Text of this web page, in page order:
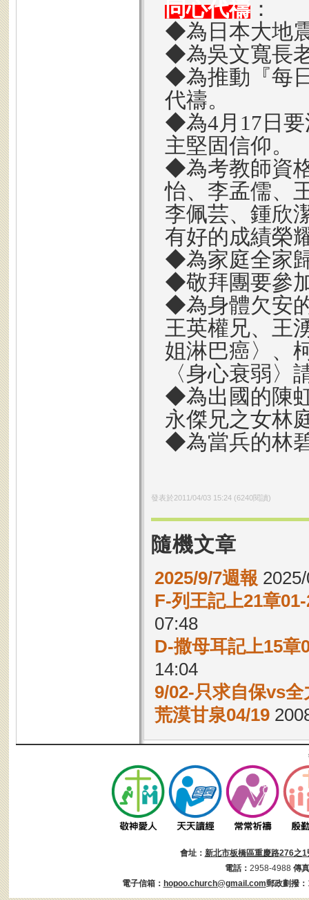
同心代禱：
◆為日本大地
◆為吳文寬長
◆為推動『每
代禱。
◆為4月17日要
主堅固信仰。
◆為考教師資
怡、李孟儒、
李佩芸、鍾欣
有好的成績榮
◆為家庭全家
◆敬拜團要參
◆為身體欠安
王英權兄、王
姐淋巴癌〉、
〈身心衰弱〉
◆為出國的陳
永傑兄之女林
◆為當兵的林
發表於2011/04/03 15:24(6240閱讀)
隨機文章
2025/9/7週報
F-列王記上21章
07:48
D-撒母耳記上15章
14:04
9/02-只求自保vs全
荒漠甘泉04/19
會址： 新北市板橋區重慶路276之1
電話： 2958-4988 傳
電子信箱： hopoo.church@gmail.com郵政劃撥：